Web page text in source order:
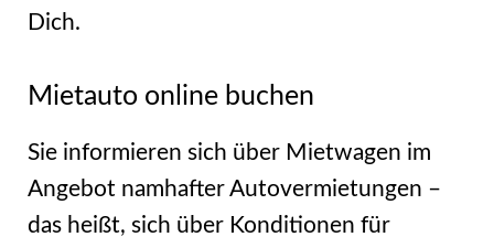
Dich.
Mietauto online buchen
Sie informieren sich über Mietwagen im
Angebot namhafter Autovermietungen –
das heißt, sich über Konditionen für